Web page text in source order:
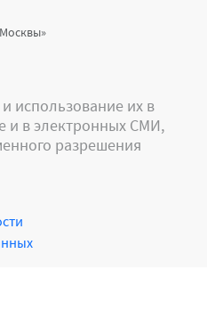
использование их в
и в электронных СМИ,
разрешения